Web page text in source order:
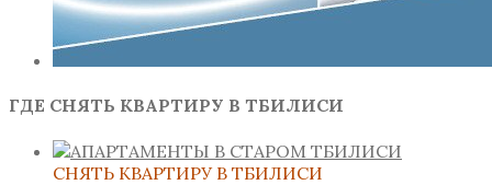
ГДЕ СНЯТЬ КВАРТИРУ В ТБИЛИСИ
СНЯТЬ КВАРТИРУ В ТБИЛИСИ